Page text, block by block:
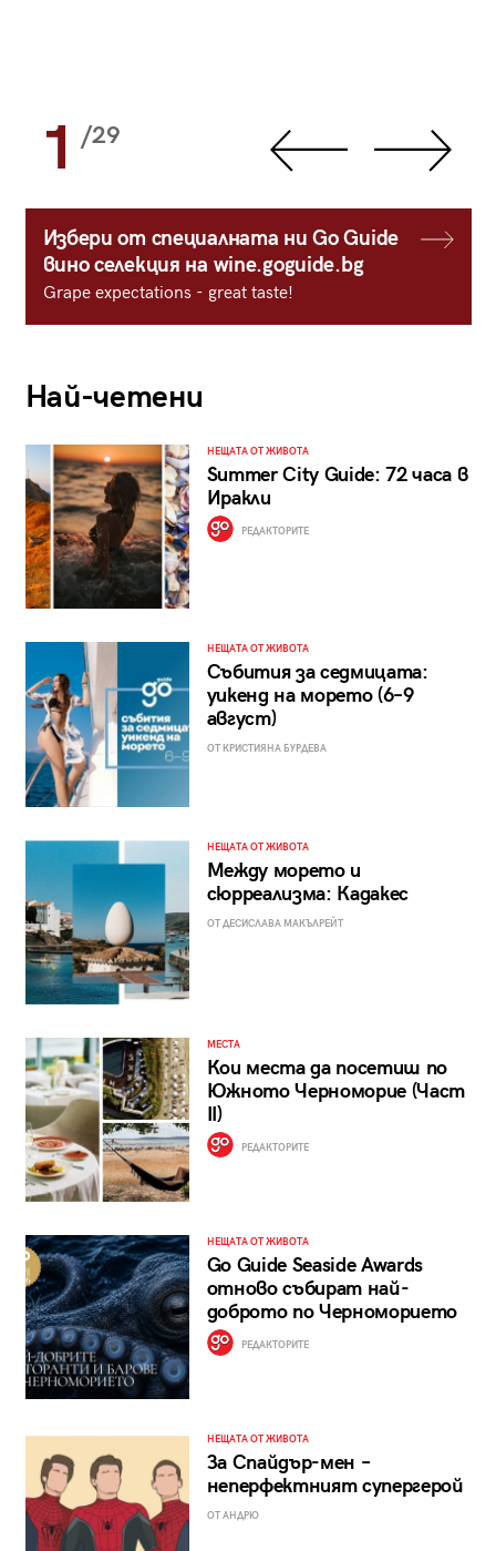
1 /29
Избери от специалната ни Go Guide
вино селекция на wine.goguide.bg
Grape expectations - great taste!
Най-четени
НЕЩАТА ОТ ЖИВОТА
Summer City Guide: 72 часа в
Иракли
РЕДАКТОРИТЕ
НЕЩАТА ОТ ЖИВОТА
Събития за седмицата:
уикенд на морето (6–9
август)
ОТ КРИСТИЯНА БУРДЕВА
НЕЩАТА ОТ ЖИВОТА
Между морето и
сюрреализма: Кадакес
ОТ ДЕСИСЛАВА МАКЪЛРЕЙТ
МЕСТА
Кои места да посетиш по
Южното Черноморие (Част
II)
РЕДАКТОРИТЕ
НЕЩАТА ОТ ЖИВОТА
Go Guide Seaside Awards
отново събират най-
доброто по Черноморието
РЕДАКТОРИТЕ
НЕЩАТА ОТ ЖИВОТА
За Спайдър-мен –
неперфектният супергерой
ОТ АНДРЮ